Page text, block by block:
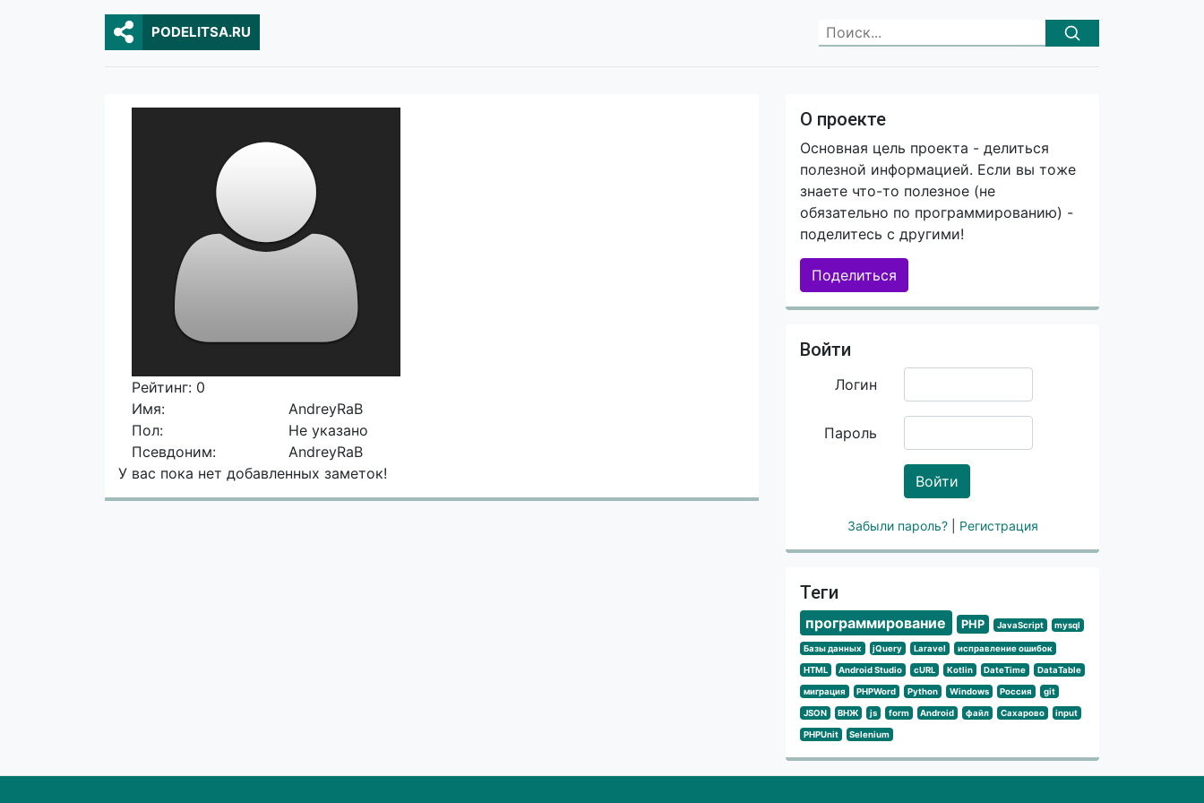
PODELITSA.RU
Рейтинг: 0
Имя:
AndreyRaB
Пол:
Не указано
Псевдоним:
AndreyRaB
У вас пока нет добавленных заметок!
О проекте
Основная цель проекта - делиться
полезной информацией. Если вы тоже
знаете что-то полезное (не
обязательно по программированию) -
поделитесь с другими!
Поделиться
Войти
Логин
Пароль
Войти
Забыли пароль? Регистрация
Теги
программирование PHP JavaScript mysql
Базы данных jQuery Laravel исправление ошибок
HTML Android Studio cURL Kotlin DateTime DataTable
миграция PHPWord Python Windows Россия git
JSON ВНЖ js form Android файл Сахарово input
PHPUnit Selenium